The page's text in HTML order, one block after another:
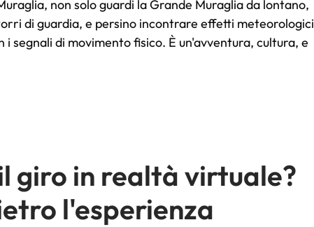
non solo guardi la Grande Muraglia da lontano,
di guardia, e persino incontrare effetti meteorologici
segnali di movimento fisico. È un'avventura, cultura, e
giro in realtà virtuale?
l'esperienza